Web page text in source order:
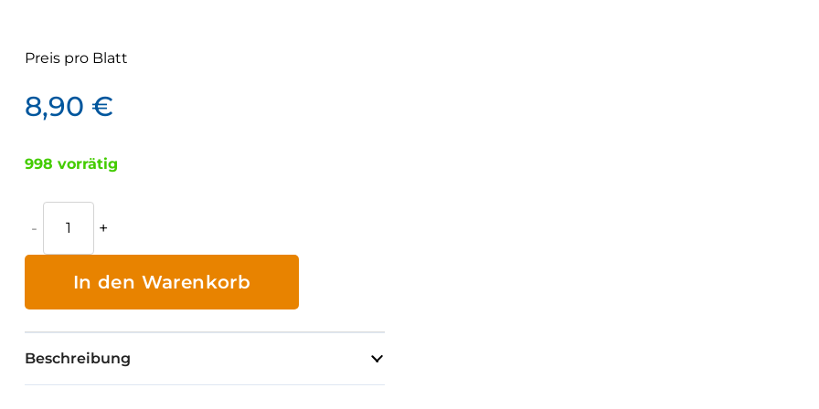
Preis pro Blatt
8,90 €
998 vorrätig
Durchm.
25mm
Menge
In den Warenkorb
Beschreibung